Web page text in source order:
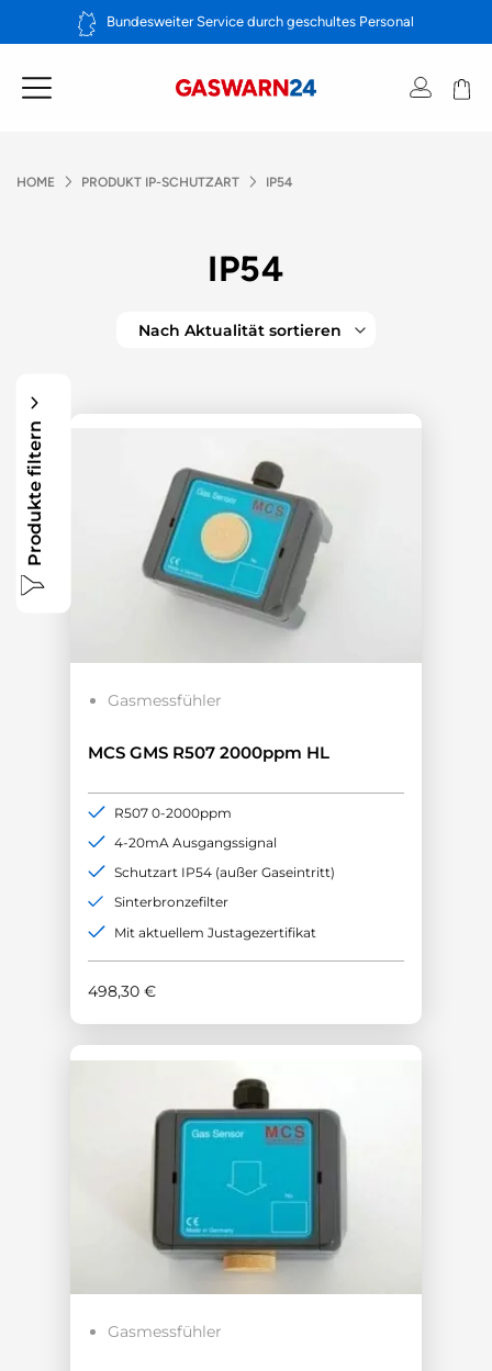
Inhalt
Bundesweiter Service durch geschultes Personal
HOME PRODUKT IP-SCHUTZART IP54
IP54
Gasmessfühler
MCS GMS R507 2000ppm HL
498,30 €
R507 0-2000ppm
4-20mA Ausgangssignal
Schutzart IP54 (außer Gaseintritt)
Sinterbronzefilter
Mit aktuellem Justagezertifikat
Gasmessfühler
Produkte filtern